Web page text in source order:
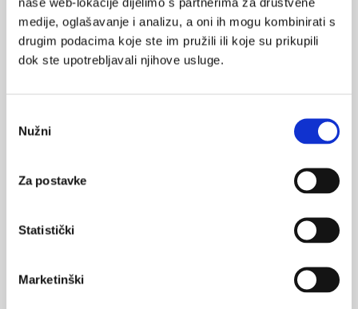
medije, oglašavanje i analizu, a oni ih mogu kombinirati s
drugim podacima koje ste im pružili ili koje su prikupili
dok ste upotrebljavali njihove usluge.
pristanka
Nužni
Za postavke
Statistički
Marketinški
06.06.2025.
Tjedan spolnog zdravlja 09.6. -13.06.2025.
Cijepljenje protiv humanog papiloma virusa (HPV)
Rak vrata maternice – rak kojeg možemo spriječiti